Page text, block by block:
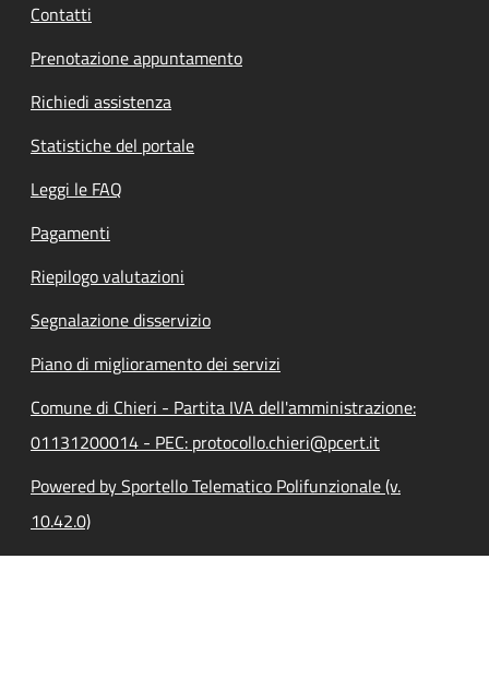
Contatti
Prenotazione appuntamento
Richiedi assistenza
Statistiche del portale
Leggi le FAQ
Pagamenti
Riepilogo valutazioni
Segnalazione disservizio
Piano di miglioramento dei servizi
Comune di Chieri - Partita IVA dell'amministrazione:
01131200014 - PEC: protocollo.chieri@pcert.it
Powered by Sportello Telematico Polifunzionale (v.
10.42.0)